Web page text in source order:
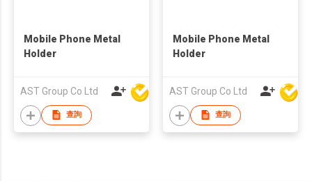
Mobile Phone Metal
Holder
AST Group Co Ltd
查詢
Mobile Phone Metal
Holder
AST Group Co Ltd
查詢